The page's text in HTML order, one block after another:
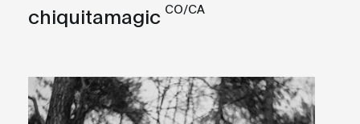
chiquitamagic CO/CA